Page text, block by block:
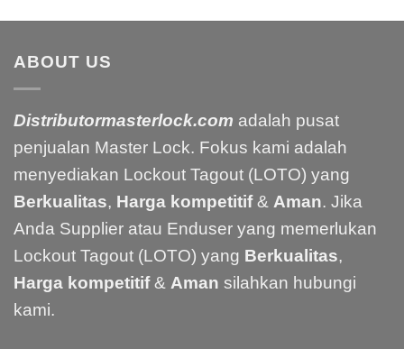
ABOUT US
Distributormasterlock.com adalah pusat
penjualan Master Lock. Fokus kami adalah
menyediakan Lockout Tagout (LOTO) yang
Berkualitas, Harga kompetitif& Aman. Jika
Anda Supplier atau Enduser yang memerlukan
Lockout Tagout (LOTO) yang Berkualitas,
Harga kompetitif& Aman silahkan hubungi
kami.